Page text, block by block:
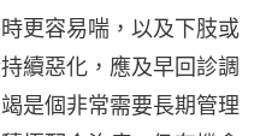
更容易喘，以及下肢或
續惡化，應及早回診調
是個非常需要長期管理